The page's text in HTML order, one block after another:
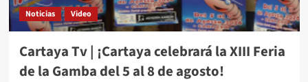
Noticias Video
Cartaya Tv | ¡Cartaya celebrará la XIII Feria
de la Gamba del 5 al 8 de agosto!